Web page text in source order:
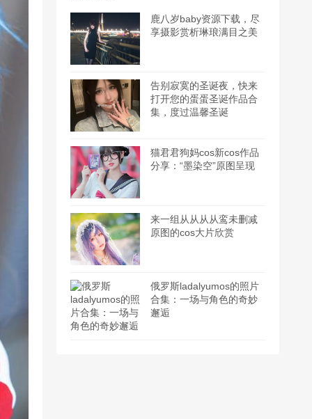
鹿八岁baby资源下载，尽
享摄影赏析琳琅满目之美
告别寂寞的圣诞夜，快来
打开您的蛋蛋圣诞作品合
集，度过温馨圣诞
猫君君狗妈cos新cos作品
分享：“墨染空”原图呈现
来一组从从从从鸾未删减
原图的cos大片欣赏
俄罗斯ladalyumos的照片
合集：一场与角色的奇妙
邂逅